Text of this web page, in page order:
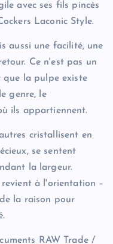
avec ses fils pincés
Laconic Style.
aussi une facilité, une
Ce n'est pas un
que la pulpe existe
genre, le
ils appartiennent.
cristallisent en
se sentent
la largeur.
à l'orientation –
la raison pour
RAW Trade /